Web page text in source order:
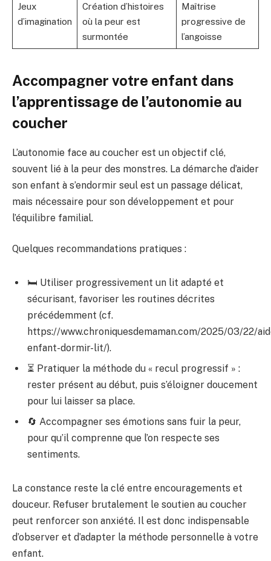
Jeux
d’imagination
Création d’histoires
où la peur est
surmontée
Maîtrise
progressive de
l’angoisse
Accompagner votre enfant dans
l’apprentissage de l’autonomie au
coucher
L’autonomie face au coucher est un objectif clé,
souvent lié à la peur des monstres. La démarche d’aider
son enfant à s’endormir seul est un passage délicat,
mais nécessaire pour son développement et pour
l’équilibre familial.
Quelques recommandations pratiques :
🛏️ Utiliser progressivement un lit adapté et
sécurisant, favoriser les routines décrites
précédemment (cf.
https://www.chroniquesdemaman.com/2025/03/22/
enfant-dormir-lit/).
⏳ Pratiquer la méthode du « recul progressif » :
rester présent au début, puis s’éloigner doucement
pour lui laisser sa place.
🔄 Accompagner ses émotions sans fuir la peur,
pour qu’il comprenne que l’on respecte ses
sentiments.
La constance reste la clé entre encouragements et
douceur. Refuser brutalement le soutien au coucher
peut renforcer son anxiété. Il est donc indispensable
d’observer et d’adapter la méthode personnelle à votre
enfant.